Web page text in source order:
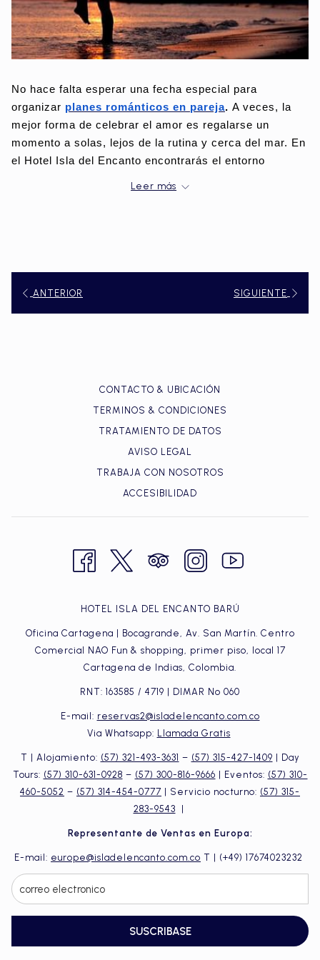
No hace falta esperar una fecha especial para
organizar planes románticos en pareja. A veces, la
mejor forma de celebrar el amor es regalarse un
momento a solas, lejos de la rutina y cerca del mar. En
el Hotel Isla del Encanto encontrarás el entorno
renovar promesas y revivir emociones. En el Hotel Isla
Propuestas De Matrimonio
y espacios íntimos. Si buscas un
Cartagena, Hotel Isla del Encanto es ideal para una
Luna De Miel En La Playa
uno de los hoteles para luna de miel en
Cartagena
más exclusivos. Suites confortables,
parejas convierten la estadía en una experiencia
inolvidable. El entorno natural de la isla ofrece la
Ya sea un aniversario, una propuesta de matrimonio o
Leer más
ANTERIOR SIGUIENTE
CONTACTO & UBICACIÓN
TERMINOS & CONDICIONES
TRATAMIENTO DE DATOS
AVISO LEGAL
TRABAJA CON NOSOTROS
ACCESIBILIDAD
HOTEL ISLA DEL ENCANTO BARÚ
Oficina Cartagena | Bocagrande, Av. San Martín. Centro
Comercial NAO Fun & shopping, primer piso, local 17
Cartagena de Indias, Colombia.
RNT: 163585 / 4719 | DIMAR No 060
E-mail: reservas2@isladelencanto.com.co
Via Whatsapp: Llamada Gratis
T | Alojamiento: (57) 321-493-3631 – (57) 315-427-1409 | Day
Tours: (57) 310-631-0928 – (57) 300-816-9666 | Eventos: (57) 310-
460-5052 – (57) 314-454-0777 | Servicio nocturno: (57) 315-
283-9543
Representante de Ventas en Europa:
E-mail: europe@isladelencanto.com.co T | (+49) 17674023232
SUSCRIBASE